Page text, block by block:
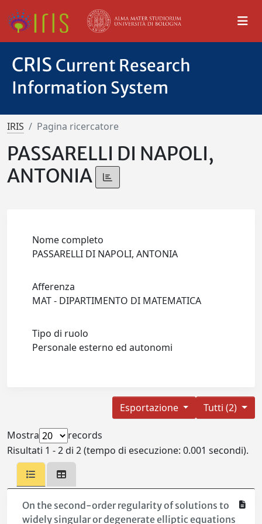
CRIS Current Research
Information System
IRIS Pagina ricercatore
PASSARELLI DI NAPOLI,
ANTONIA
Nome completo
PASSARELLI DI NAPOLI, ANTONIA
Afferenza
MAT - DIPARTIMENTO DI MATEMATICA
Tipo di ruolo
Personale esterno ed autonomi
Tutti (2)
Esportazione
Mostra
records
Risultati 1 - 2 di 2 (tempo di esecuzione: 0.001 secondi).
On the second-order regularity of solutions to
widely singular or degenerate elliptic equations